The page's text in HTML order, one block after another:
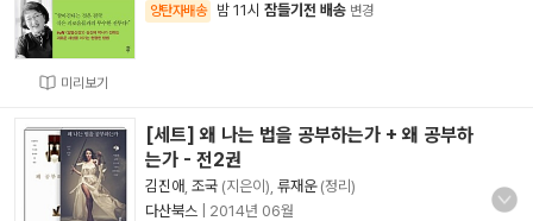
미리보기
양탄자배송 밤 11시 잠들기전 배송 변경
[세트] 왜 나는 법을 공부하는가 + 왜 공부하
는가 - 전2권
김진애 조국 (지은이), 류재운(정리)
다산북스
2014년 06월